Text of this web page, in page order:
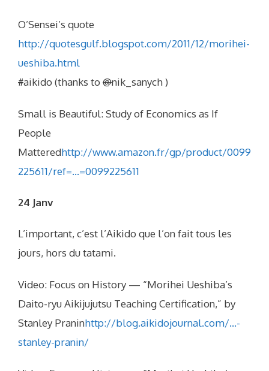
O’Sensei’s quote
http://quotesgulf.blogspot.com/2011/12/morihei-
ueshiba.html
#aikido (thanks to @nik_sanych )
Small is Beautiful: Study of Economics as If
People
Matteredhttp://www.amazon.fr/gp/product/0099
225611/ref=…=0099225611
24 Janv
L’important, c’est l’Aikido que l’on fait tous les
jours, hors du tatami.
Video: Focus on History — “Morihei Ueshiba’s
Daito-ryu Aikijujutsu Teaching Certification,” by
Stanley Praninhttp://blog.aikidojournal.com/…-
stanley-pranin/